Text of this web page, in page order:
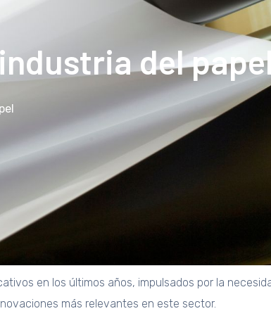
industria del
en los últimos años, impulsados por la
más relevantes en este sector.